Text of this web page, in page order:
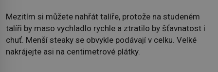
Mezitím si můžete nahřát talíře, protože na studeném
talíři by maso vychladlo rychle a ztratilo by šťavnatost i
chuť. Menší steaky se obvykle podávají v celku. Velké
nakrájejte asi na centimetrové plátky.